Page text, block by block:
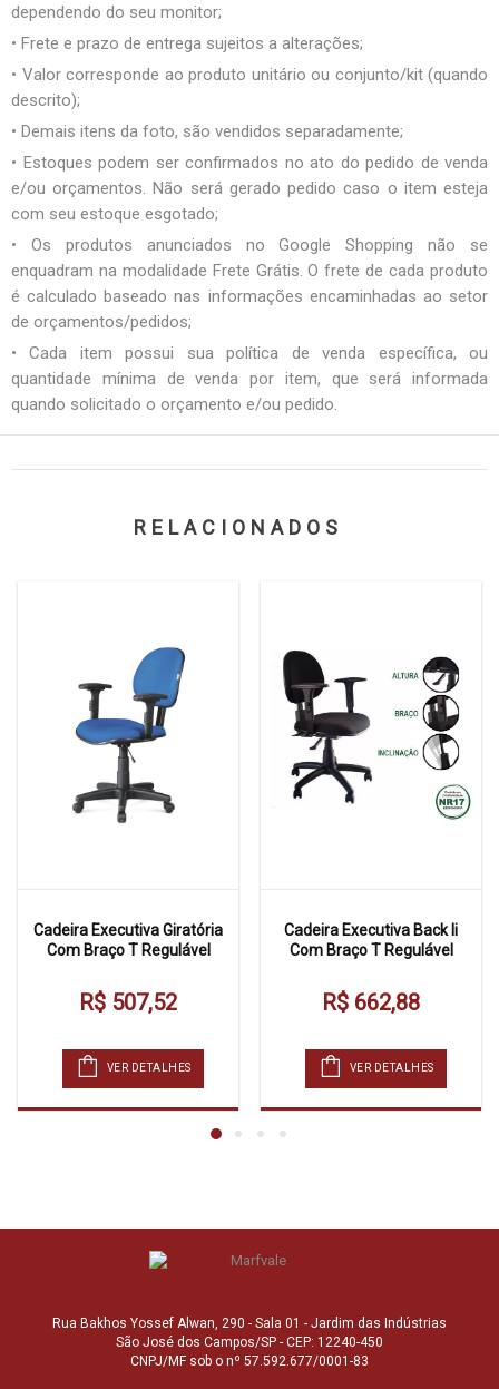
dependendo do seu monitor;
• Frete e prazo de entrega sujeitos a alterações;
• Valor corresponde ao produto unitário ou conjunto/kit (quando
descrito);
• Demais itens da foto, são vendidos separadamente;
• Estoques podem ser confirmados no ato do pedido de venda
e/ou orçamentos. Não será gerado pedido caso o item esteja
com seu estoque esgotado;
• Os produtos anunciados no Google Shopping não se
enquadram na modalidade Frete Grátis. O frete de cada produto
é calculado baseado nas informações encaminhadas ao setor
de orçamentos/pedidos;
• Cada item possui sua política de venda específica, ou
quantidade mínima de venda por item, que será informada
quando solicitado o orçamento e/ou pedido.
RELACIONADOS
Cadeira Executiva Giratória
Com Braço T Regulável
R$ 507,52
VER DETALHES
Cadeira Executiva Back Ii
Com Braço T Regulável
R$ 662,88
VER DETALHES
Rua Bakhos Yossef Alwan, 290 - Sala 01 - Jardim das Indústrias
São José dos Campos/SP - CEP: 12240-450
CNPJ/MF sob o nº 57.592.677/0001-83